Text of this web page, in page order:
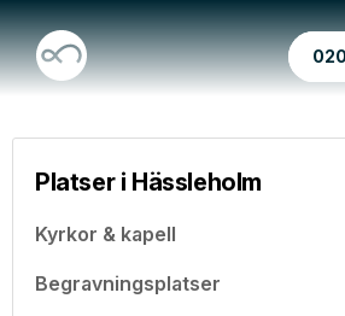
Platser i Hässleholm
Kyrkor & kapell
Begravningsplatser